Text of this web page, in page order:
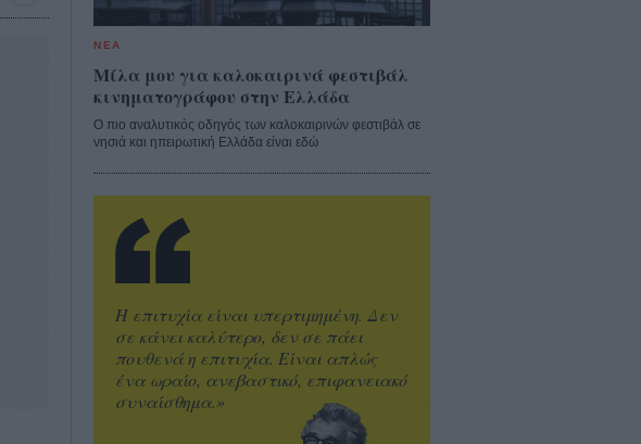
ΝΕΑ
Μίλα μου για καλοκαιρινά φεστιβάλ
κινηματογράφου στην Ελλάδα
Ο πιο αναλυτικός οδηγός των καλοκαιρινών φεστιβάλ σε
νησιά και ηπειρωτική Ελλάδα είναι εδώ
Η επιτυχία είναι υπερτιμημένη. Δεν
σε κάνει καλύτερο, δεν σε πάει
πουθενά η επιτυχία. Είναι απλώς
ένα ωραίο, ανεβαστικό, επιφανειακό
συναίσθημα.»